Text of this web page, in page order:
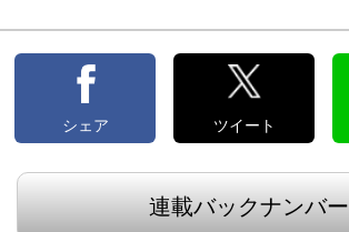
シェア ツイート
連載バックナンバー